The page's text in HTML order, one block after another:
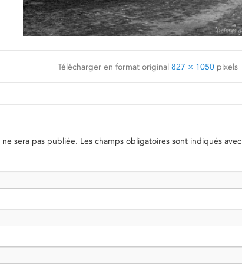
Télécharger en format original 827 × 1050pixels
sera pas publiée. Les champs obligatoires sont indiqués avec